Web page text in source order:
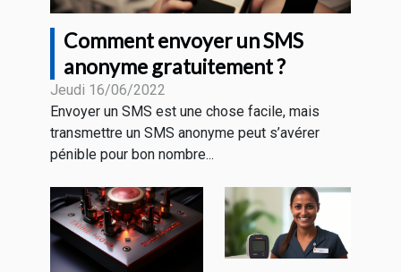
Comment envoyer un SMS
anonyme gratuitement ?
Jeudi 16/06/2022
Envoyer un SMS est une chose facile, mais
transmettre un SMS anonyme peut s’avérer
pénible pour bon nombre...